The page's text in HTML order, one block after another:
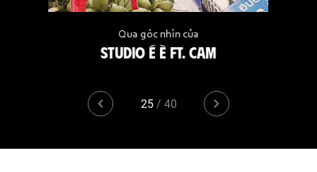
Qua góc nhìn của
STUDIO É È FT. CAM
25/ 40